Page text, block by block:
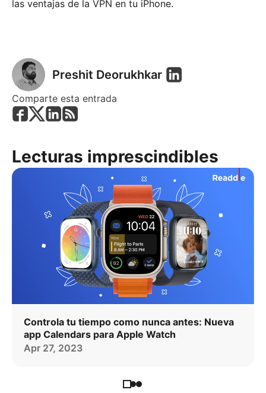
las ventajas de la VPN en tu iPhone.
Preshit Deorukhkar
Comparte esta entrada
Lecturas imprescindibles
Controla tu tiempo como nunca antes: Nueva
app Calendars para Apple Watch
Apr 27, 2023